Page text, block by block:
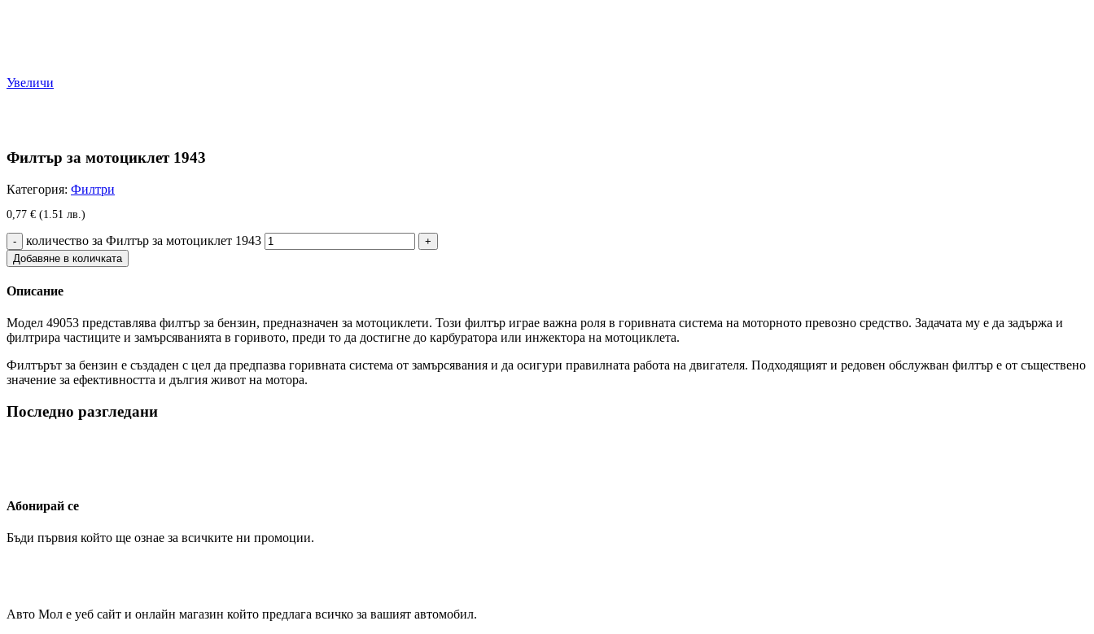
Увеличи
Филтър за мотоциклет 1943
Категория: Филтри
0,77 € (1.51 лв.)
количество за Филтър за мотоциклет 1943
Добавяне в количката
Описание
Модел 49053 представлява филтър за бензин, предназначен за мотоциклети. Този филтър играе важна роля в горивната система на моторното превозно средство. Задачата му е да задържа и
филтрира частиците и замърсяванията в горивото, преди то да достигне до карбуратора или инжектора на мотоциклета.
Филтърът за бензин е създаден с цел да предпазва горивната система от замърсявания и да осигури правилната работа на двигателя. Подходящият и редовен обслужван филтър е от съществено
значение за ефективността и дългия живот на мотора.
Последно разгледани
Абонирай се
Бъди първия който ще ознае за всичките ни промоции.
Авто Мол е уеб сайт и онлайн магазин който предлага всичко за вашият автомобил.